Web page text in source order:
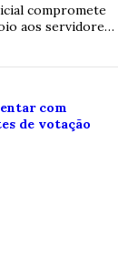
compromete
aos servidores